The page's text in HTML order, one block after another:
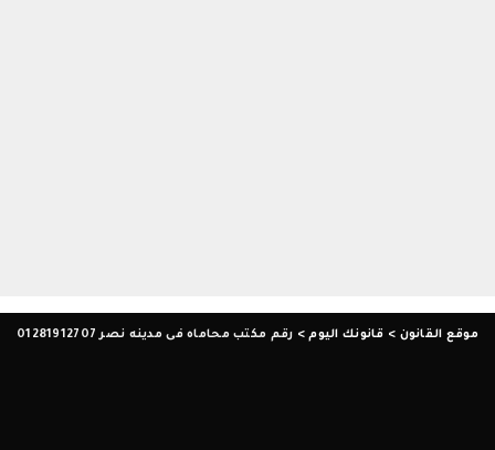
موقع القانون > قانونك اليوم> رقم مكتب محاماه فى مدينه نصر 01281912707